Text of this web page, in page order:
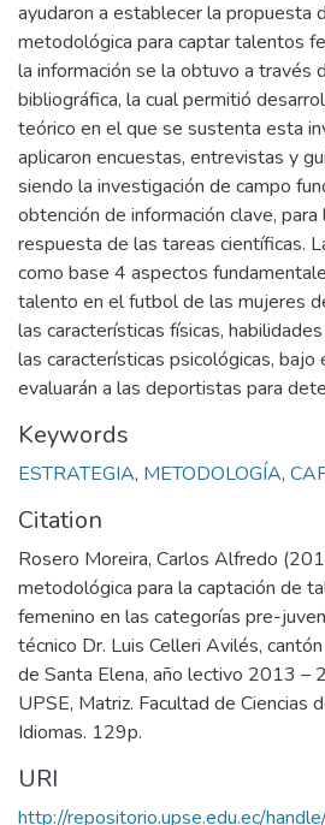
ayudaron a establecer la propuesta
metodológica para captar talentos
la información se la obtuvo a través
bibliográfica, la cual permitió
teórico en el que se sustenta esta
aplicaron encuestas, entrevistas y
siendo la investigación de campo
obtención de información clave,
respuesta de las tareas científicas.
como base 4 aspectos
talento en el futbol de las mujeres
las características físicas,
las características psicológicas,
evaluarán a las deportistas para
Keywords
ESTRATEGIA, METODOLOGÍA,
Citation
Rosero Moreira, Carlos Alfredo
metodológica para la captación de
femenino en las categorías pre-
técnico Dr. Luis Celleri Avilés,
de Santa Elena, año lectivo 2013 –
UPSE, Matriz. Facultad de Ciencias
Idiomas. 129p.
URI
http://repositorio.upse.edu.ec/